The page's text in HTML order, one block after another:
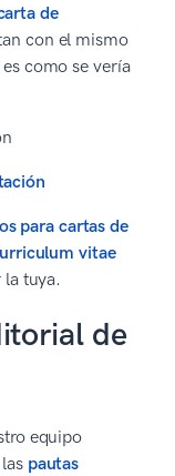
de
con el mismo
como se vería
para cartas de
vitae
la tuya.
de
equipo
pautas